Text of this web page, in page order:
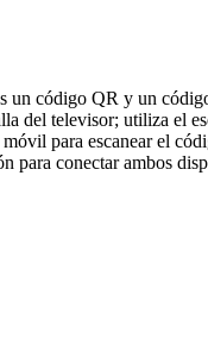
un código QR y un
del televisor; utiliza el
para escanear el
para conectar ambos